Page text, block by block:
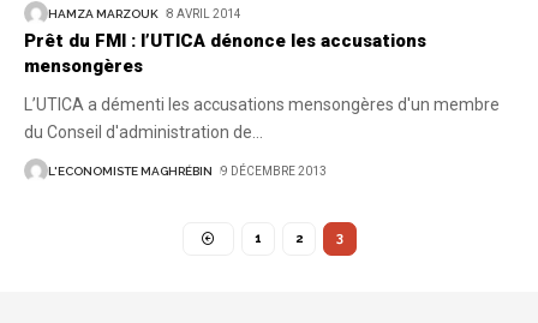
HAMZA MARZOUK 8 AVRIL 2014
Prêt du FMI : l’UTICA dénonce les accusations
mensongères
L’UTICA a démenti les accusations mensongères d'un membre
du Conseil d'administration de
L'ECONOMISTE MAGHRÉBIN 9 DÉCEMBRE 2013
1 2 3